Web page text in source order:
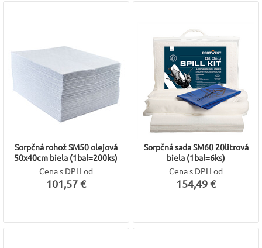
Sorpčná rohož SM50 olejová
50x40cm biela (1bal=200ks)
Cena s DPH od
101,57 €
Sorpčná sada SM60 20litrová
biela (1bal=6ks)
Cena s DPH od
154,49 €